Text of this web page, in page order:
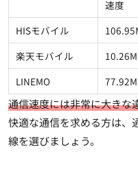
速度
HISモバイル
楽天モバイル
LINEMO
通信速度には非常に大きな
快適な通信を求める方は、
線を選びましょう。